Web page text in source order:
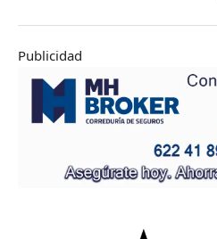
Publicidad